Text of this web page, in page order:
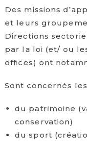
Des missions
et leurs
Directions
par la loi (et/ ou
offices) ont
Sont concernés
du patrimoine
conservation)
du sport